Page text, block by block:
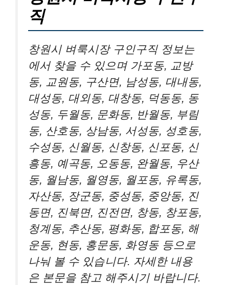
직
창원시 벼룩시장 구인구직 정보는
에서 찾을 수 있으며 가포동, 교방
동, 교원동, 구산면, 남성동, 대내동,
대성동, 대외동, 대창동, 덕동동, 동
성동, 두월동, 문화동, 반월동, 부림
동, 산호동, 상남동, 서성동, 성호동,
수성동, 신월동, 신창동, 신포동, 신
흥동, 예곡동, 오동동, 완월동, 우산
동, 월남동, 월영동, 월포동, 유록동,
자산동, 장군동, 중성동, 중앙동, 진
동면, 진북면, 진전면, 창동, 창포동,
청계동, 추산동, 평화동, 합포동, 해
운동, 현동, 홍문동, 화영동 등으로
나눠 볼 수 있습니다. 자세한 내용
은 본문을 참고 해주시기 바랍니다.